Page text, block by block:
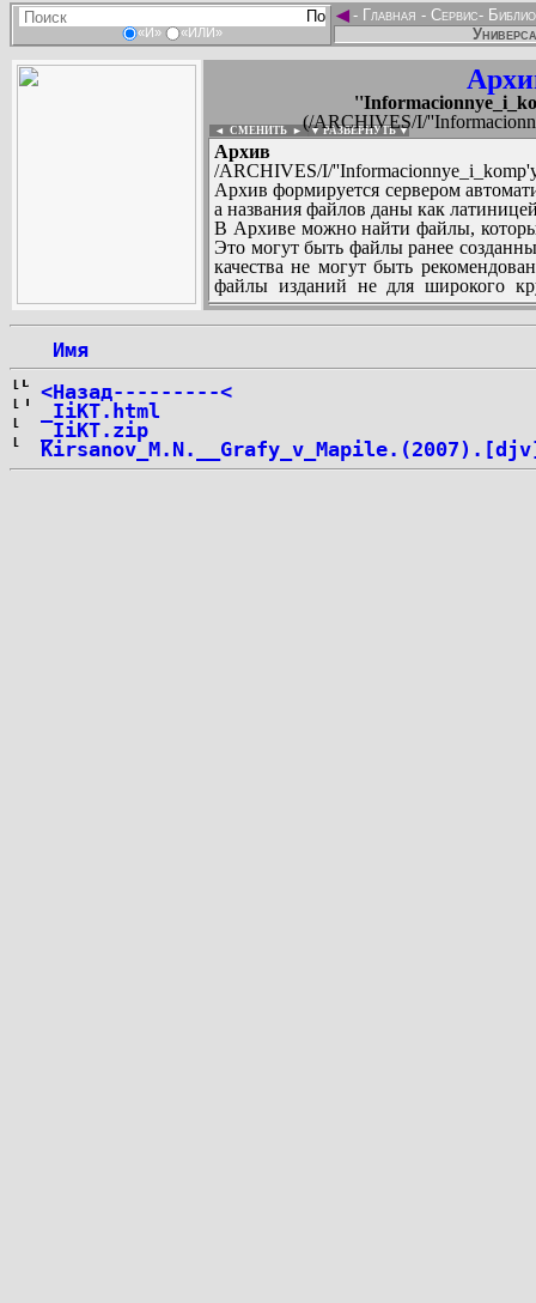
«И» «ИЛИ»
◄- Главная - Сервис-
(/ARCHIVES/I/
◄ СМЕНИТЬ ►|▼ РАЗВЕРНУТЬ ▼
Архив
/ARCHIVES/I/
Архив формируется сервером
а названия файлов даны как
В Архиве можно найти файлы,
Это могут быть файлы ранее
качества не могут быть
файлы изданий не для широкого
других стран и народов.
Имя
<Назад---------<
_IiKT.html
_IiKT.zip